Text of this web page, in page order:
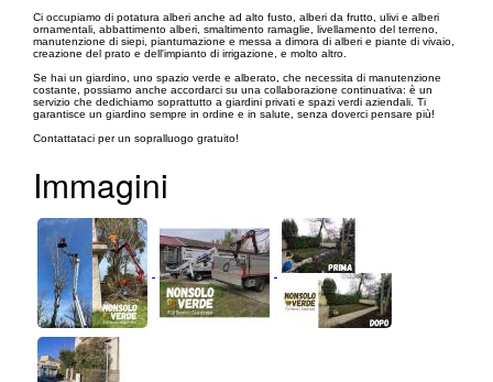
Ci occupiamo di potatura alberi anche ad alto fusto, alberi da frutto, ulivi e alberi
ornamentali, abbattimento alberi, smaltimento ramaglie, livellamento del terreno,
manutenzione di siepi, piantumazione e messa a dimora di alberi e piante di vivaio,
creazione del prato e dell'impianto di irrigazione, e molto altro.
Se hai un giardino, uno spazio verde e alberato, che necessita di manutenzione
costante, possiamo anche accordarci su una collaborazione continuativa: è un
servizio che dedichiamo soprattutto a giardini privati e spazi verdi aziendali. Ti
garantisce un giardino sempre in ordine e in salute, senza doverci pensare più!
Contattataci per un sopralluogo gratuito!
Immagini